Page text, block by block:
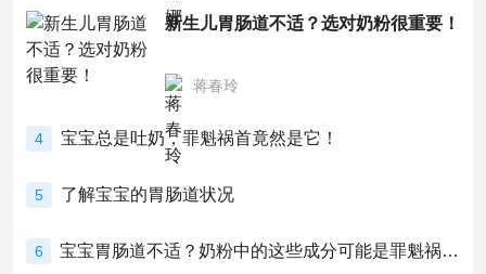
新生儿胃肠道不适？选对奶粉很重要！
蒋春玲
4 宝宝总是吐奶，罪魁祸首竟然是它！
5 了解宝宝的胃肠道状况
6 宝宝胃肠道不适？奶粉中的这些成分可能是罪魁祸首！